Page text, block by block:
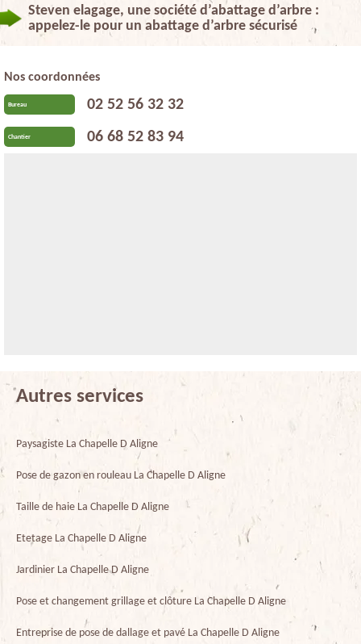
Steven elagage, une société d’abattage d’arbre :
appelez-le pour un abattage d’arbre sécurisé
Nos coordonnées
Bureau 02 52 56 32 32
Chantier 06 68 52 83 94
Autres services
Paysagiste La Chapelle D Aligne
Pose de gazon en rouleau La Chapelle D Aligne
Taille de haie La Chapelle D Aligne
Etetage La Chapelle D Aligne
Jardinier La Chapelle D Aligne
Pose et changement grillage et clôture La Chapelle D Aligne
Entreprise de pose de dallage et pavé La Chapelle D Aligne